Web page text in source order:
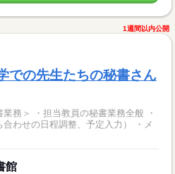
1週間以内公開
での先生たちの秘書さん
務＞ ・担当教員の秘書業務全般 ・
わせの日程調整、予定入力） ・メ
館